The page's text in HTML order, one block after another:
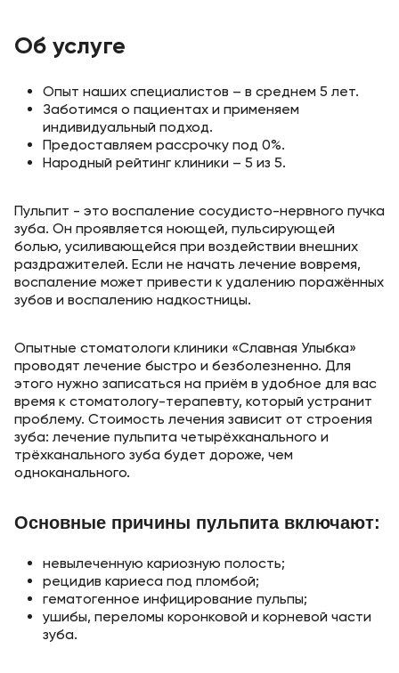
Об услуге
Опыт наших специалистов – в среднем 5 лет.
Заботимся о пациентах и применяем
индивидуальный подход.
Предоставляем рассрочку под 0%.
Народный рейтинг клиники – 5 из 5.
Пульпит - это воспаление сосудисто-нервного пучка
зуба. Он проявляется ноющей, пульсирующей
болью, усиливающейся при воздействии внешних
раздражителей. Если не начать лечение вовремя,
воспаление может привести к удалению поражённых
зубов и воспалению надкостницы.
Опытные стоматологи клиники «Славная Улыбка»
проводят лечение быстро и безболезненно. Для
этого нужно записаться на приём в удобное для вас
время к стоматологу-терапевту, который устранит
проблему. Стоимость лечения зависит от строения
зуба: лечение пульпита четырёхканального и
трёхканального зуба будет дороже, чем
одноканального.
Основные причины пульпита включают:
невылеченную кариозную полость;
рецидив кариеса под пломбой;
гематогенное инфицирование пульпы;
ушибы, переломы коронковой и корневой части
зуба.